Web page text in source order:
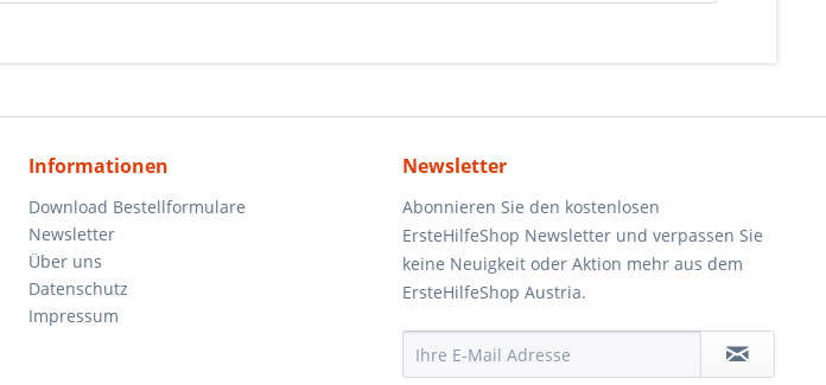
Informationen
Download Bestellformulare
Newsletter
Über uns
Datenschutz
Impressum
Newsletter
Abonnieren Sie den kostenlosen
ErsteHilfeShop Newsletter und verpassen Sie
keine Neuigkeit oder Aktion mehr aus dem
ErsteHilfeShop Austria.